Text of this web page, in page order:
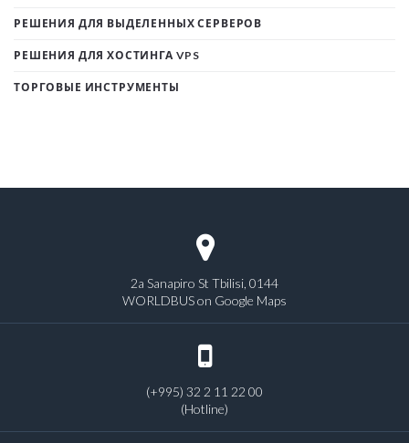
РЕШЕНИЯ ДЛЯ ВЫДЕЛЕННЫХ СЕРВЕРОВ
РЕШЕНИЯ ДЛЯ ХОСТИНГА VPS
ТОРГОВЫЕ ИНСТРУМЕНТЫ
2a Sanapiro St Tbilisi, 0144
WORLDBUS on Google Maps
(+995) 32 2 11 22 00
(Hotline)